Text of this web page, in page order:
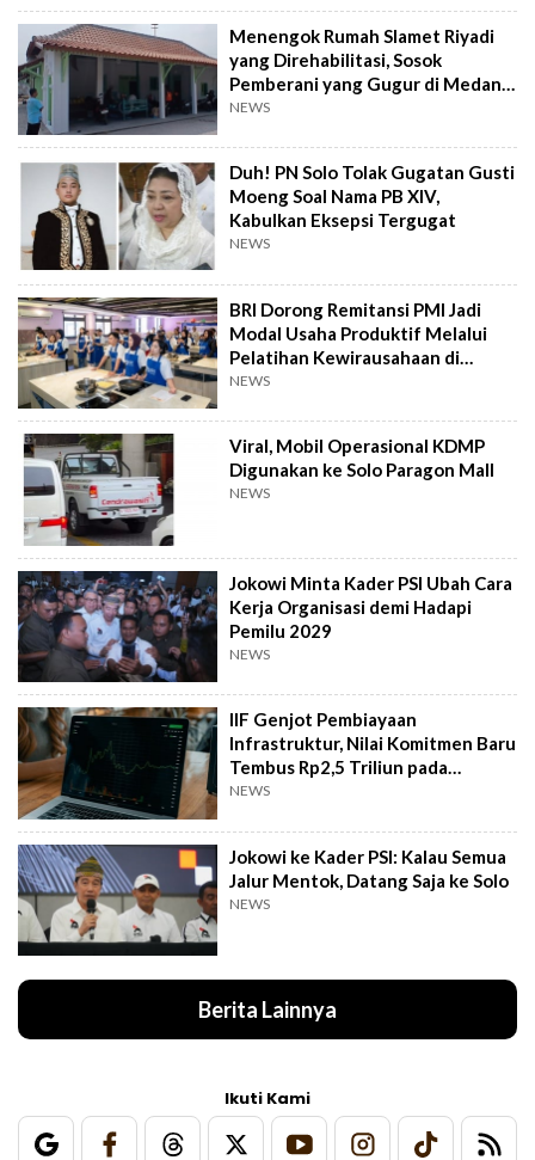
Menengok Rumah Slamet Riyadi
yang Direhabilitasi, Sosok
Pemberani yang Gugur di Medan
Perang
NEWS
Duh! PN Solo Tolak Gugatan Gusti
Moeng Soal Nama PB XIV,
Kabulkan Eksepsi Tergugat
NEWS
BRI Dorong Remitansi PMI Jadi
Modal Usaha Produktif Melalui
Pelatihan Kewirausahaan di
Taiwan
NEWS
Viral, Mobil Operasional KDMP
Digunakan ke Solo Paragon Mall
NEWS
Jokowi Minta Kader PSI Ubah Cara
Kerja Organisasi demi Hadapi
Pemilu 2029
NEWS
IIF Genjot Pembiayaan
Infrastruktur, Nilai Komitmen Baru
Tembus Rp2,5 Triliun pada
Semester I 2026
NEWS
Jokowi ke Kader PSI: Kalau Semua
Jalur Mentok, Datang Saja ke Solo
NEWS
Berita Lainnya
Ikuti Kami